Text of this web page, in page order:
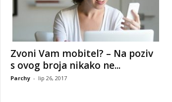
Zvoni Vam mobitel? – Na poziv
s ovog broja nikako ne...
Parchy - lip 26, 2017